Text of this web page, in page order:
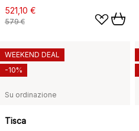
521,10 €
579 €
Su ordinazione
Tisca
WEEKEND DEAL
-10%